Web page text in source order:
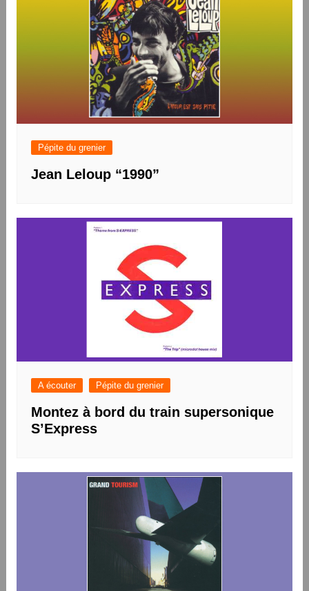
Pépite du grenier
Jean Leloup “1990”
A écouter Pépite du grenier
Montez à bord du train supersonique
S’Express